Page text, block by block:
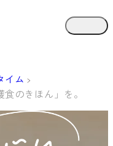
イム
のきほん」を。